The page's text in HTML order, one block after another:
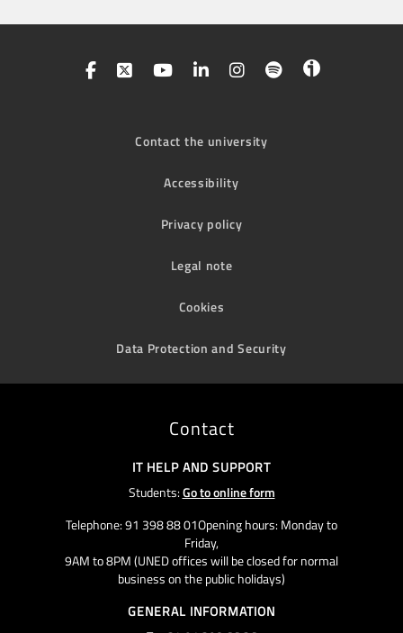
Contact the university
Accessibility
Privacy policy
Legal note
Cookies
Data Protection and Security
Contact
IT HELP AND SUPPORT
Students:Go to online form
Telephone: 91 398 88 01Opening hours: Monday to
Friday,
9AM to 8PM (UNED offices will be closed for normal
business on the public holidays)
GENERAL INFORMATION